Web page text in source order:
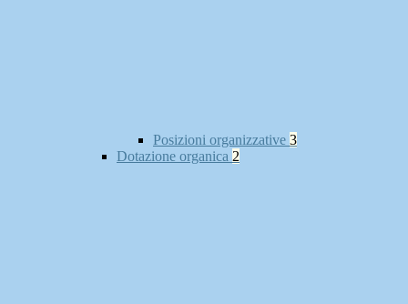
Posizioni organizzative 3
Dotazione organica 2